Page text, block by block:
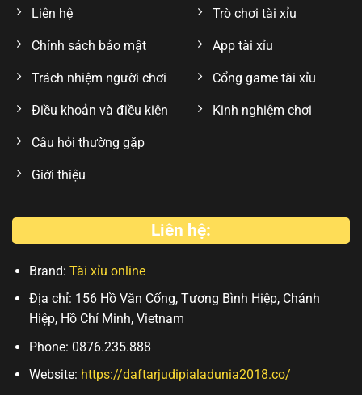
Liên hệ
Chính sách bảo mật
Trách nhiệm người chơi
Điều khoản và điều kiện
Câu hỏi thường gặp
Giới thiệu
Trò chơi tài xỉu
App tài xỉu
Cổng game tài xỉu
Kinh nghiệm chơi
Liên hệ:
Brand: Tài xỉu online
Địa chỉ: 156 Hồ Văn Cống, Tương Bình Hiệp, Chánh
Hiệp, Hồ Chí Minh, Vietnam
Phone: 0876.235.888
Website: https://daftarjudipialadunia2018.co/